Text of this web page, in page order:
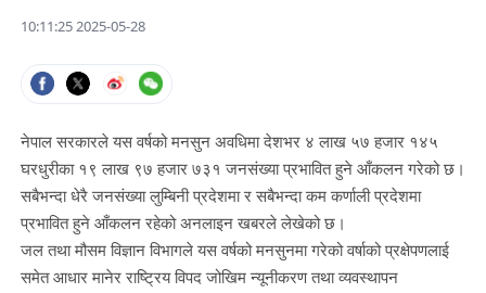
10:11:25 2025-05-28
नेपाल सरकारले यस वर्षको मनसुन अवधिमा देशभर ४ लाख ५७ हजार १४५
घरधुरीका १९ लाख ९७ हजार ७३१ जनसंख्या प्रभावित हुने आँकलन गरेको छ।
सबैभन्दा धेरै जनसंख्या लुम्बिनी प्रदेशमा र सबैभन्दा कम कर्णाली प्रदेशमा
प्रभावित हुने आँकलन रहेको अनलाइन खबरले लेखेको छ।
जल तथा मौसम विज्ञान विभागले यस वर्षको मनसुनमा गरेको वर्षाको प्रक्षेपणलाई
समेत आधार मानेर राष्ट्रिय विपद जोखिम न्यूनीकरण तथा व्यवस्थापन